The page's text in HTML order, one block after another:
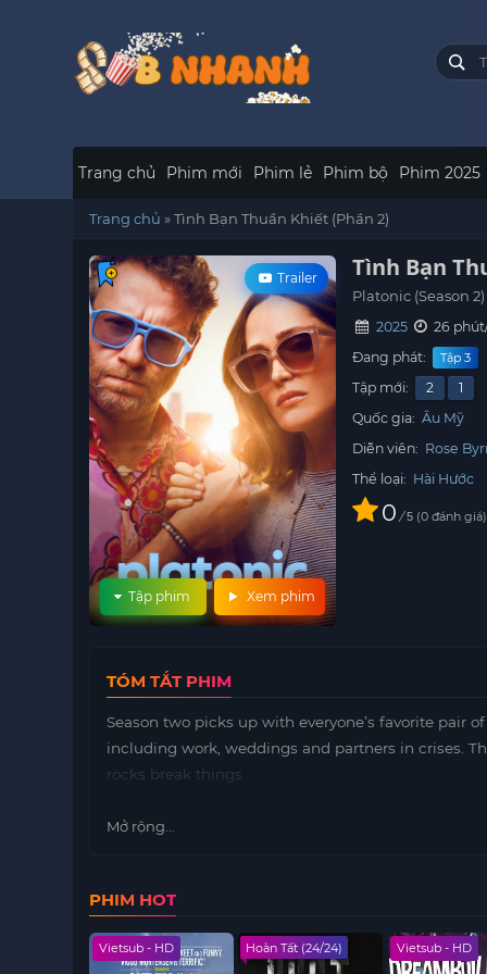
Trang chủ Phim mới Phim lẻ Phim bộ Phim 2025
Trang chủ »Tình Bạn Thuần Khiết (Phần 2)
Trailer
Xem phim
Tập phim
Tình Bạn
Platonic (Season 2)
2025
26
Đang phát:
Tập 3
Tập mới: 2
1
Quốc gia: Âu Mỹ
Diễn viên: Rose
Thể loại: Hài Hước
0 / 5 0 đánh giá
TÓM TẮT PHIM
Season two picks up with everyone’s favorite pair
including work, weddings and partners in crises.
rocks break things.
Mở rộng...
PHIM HOT
Vietsub - HD Hoàn Tất (24/24) Vietsub - HD